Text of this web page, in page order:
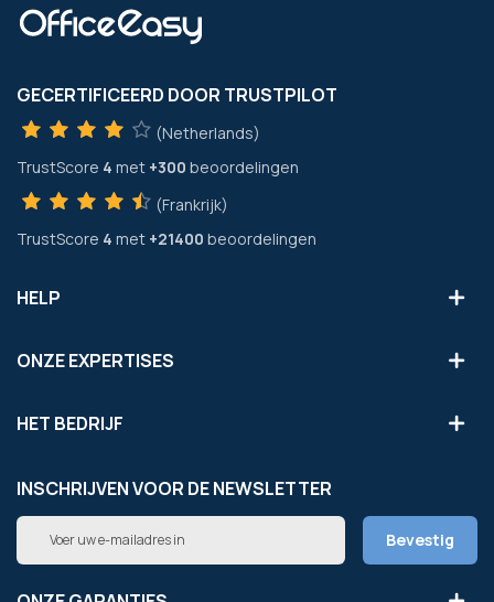
GECERTIFICEERD DOOR TRUSTPILOT
(Netherlands)
TrustScore 4 met +300 beoordelingen
(Frankrijk)
TrustScore 4 met +21400 beoordelingen
HELP
ONZE EXPERTISES
HET BEDRIJF
INSCHRIJVEN VOOR DE NEWSLETTER
Abonneer
op
onze
Bevestig